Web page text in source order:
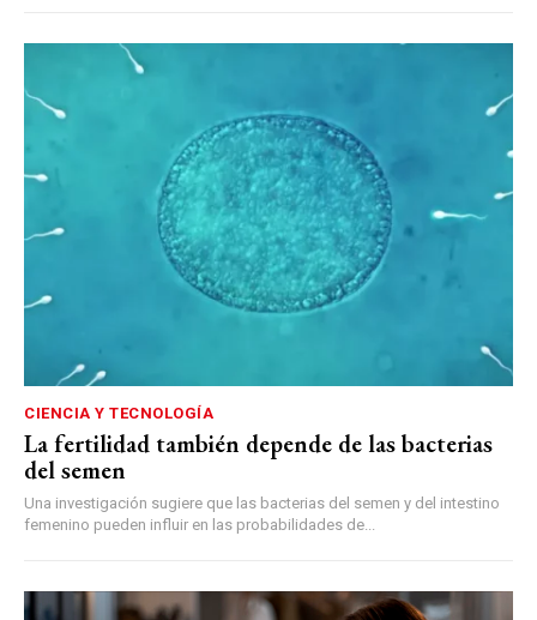
CIENCIA Y TECNOLOGÍA
La fertilidad también depende de las bacterias
del semen
Una investigación sugiere que las bacterias del semen y del intestino
femenino pueden influir en las probabilidades de...